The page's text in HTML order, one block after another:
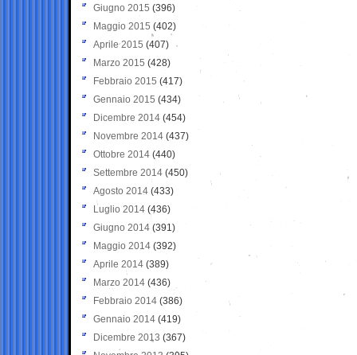
Giugno 2015 (396)
Maggio 2015 (402)
Aprile 2015 (407)
Marzo 2015 (428)
Febbraio 2015 (417)
Gennaio 2015 (434)
Dicembre 2014 (454)
Novembre 2014 (437)
Ottobre 2014 (440)
Settembre 2014 (450)
Agosto 2014 (433)
Luglio 2014 (436)
Giugno 2014 (391)
Maggio 2014 (392)
Aprile 2014 (389)
Marzo 2014 (436)
Febbraio 2014 (386)
Gennaio 2014 (419)
Dicembre 2013 (367)